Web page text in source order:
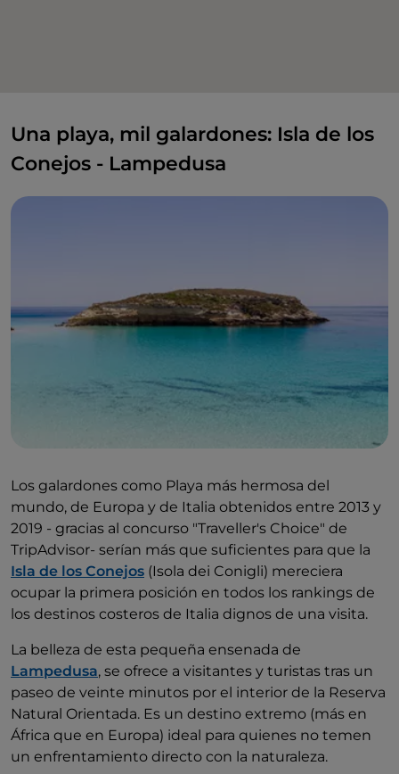
Una playa, mil galardones: Isla de los
Conejos - Lampedusa
Los galardones como Playa más hermosa del
mundo, de Europa y de Italia obtenidos entre 2013 y
2019 - gracias al concurso "Traveller's Choice" de
TripAdvisor- serían más que suficientes para que la
Isla de los Conejos (Isola dei Conigli) mereciera
ocupar la primera posición en todos los rankings de
los destinos costeros de Italia dignos de una visita.
La belleza de esta pequeña ensenada de
Lampedusa, se ofrece a visitantes y turistas tras un
paseo de veinte minutos por el interior de la Reserva
Natural Orientada. Es un destino extremo (más en
África que en Europa) ideal para quienes no temen
un enfrentamiento directo con la naturaleza.